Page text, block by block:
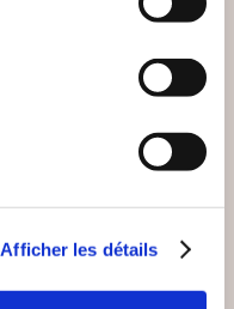
Afficher les détails
(0 avis)
PROMENADE EN
Essais sociétaux
10€02